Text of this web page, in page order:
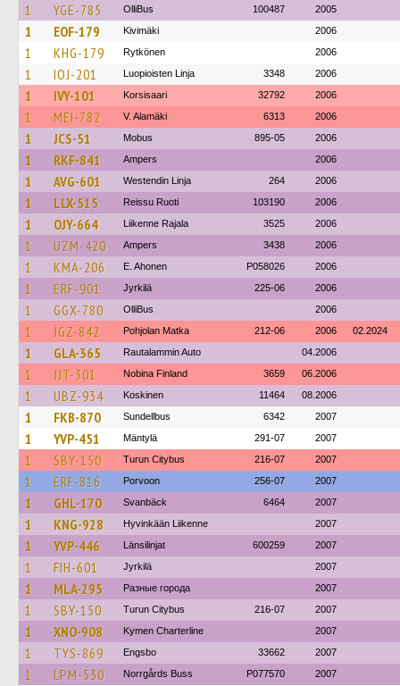
1 YGE-785 OlliBus 100487 2005
1 EOF-179 Kivimäki 2006
1 KHG-179 Rytkönen 2006
1 IOJ-201 Luopioisten Linja 3348 2006
1 IVY-101 Korsisaari 32792 2006
1 MEI-782 V. Alamäki 6313 2006
1 JCS-51 Mobus 895-05 2006
1 RKF-841 Ampers 2006
1 AVG-601 Westendin Linja 264 2006
1 LLX-515 Reissu Ruoti 103190 2006
1 OJY-664 Liikenne Rajala 3525 2006
1 UZM-420 Ampers 3438 2006
1 KMA-206 E. Ahonen P058026 2006
1 ERF-901 Jyrkilä 225-06 2006
1 GGX-780 OlliBus 2006
1 JGZ-842 Pohjolan Matka 212-06 2006 02.2024
1 GLA-365 Rautalammin Auto 04.2006
1 JJT-301 Nobina Finland 3659 06.2006
1 UBZ-934 Koskinen 11464 08.2006
1 FKB-870 Sundellbus 6342 2007
1 YVP-451 Mäntylä 291-07 2007
1 SBY-150 Turun Citybus 216-07 2007
1 ERF-816 Porvoon 256-07 2007
1 GHL-170 Svanbäck 6464 2007
1 KNG-928 Hyvinkään Liikenne 2007
1 YVP-446 Länsilinjat 600259 2007
1 FIH-601 Jyrkilä 2007
1 MLA-295 Разные города 2007
1 SBY-150 Turun Citybus 216-07 2007
1 XNO-908 Kymen Charterline 2007
1 TYS-869 Engsbo 33662 2007
1 LPM-530 Norrgårds Buss P077570 2007